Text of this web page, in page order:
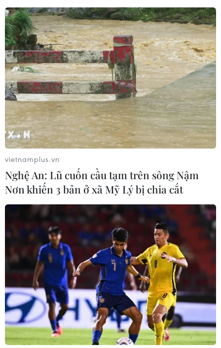
#sông Tô Lịch #cải thiện môi trường
#xử lý nước thải
#bổ cập nước
#nạo vét #Hà Nội TP. Hà Nội
Theo dõi VietnamPlus
TIN LIÊN QUAN
vietnamplus.vn
Nghệ An: Lũ cuốn cầu tạm trên sông Nậm
Nơn khiến 3 bản ở xã Mỹ Lý bị chia cắt